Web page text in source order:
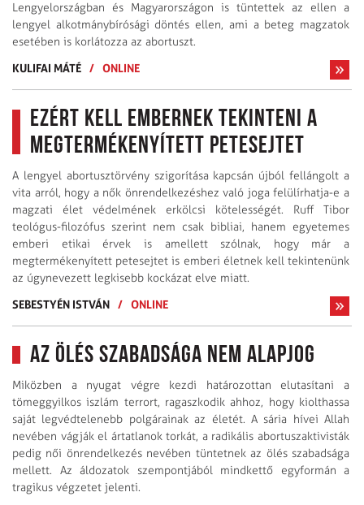
Lengyelországban és Magyarországon is tüntettek az ellen a
lengyel alkotmánybírósági döntés ellen, ami a beteg magzatok
esetében is korlátozza az abortuszt.
KULIFAI MÁTÉ / ONLINE
Ezért kell embernek tekinteni a
megtermékenyített petesejtet
A lengyel abortusztörvény szigorítása kapcsán újból fellángolt a
vita arról, hogy a nők önrendelkezéshez való joga felülírhatja-e a
magzati élet védelmének erkölcsi kötelességét. Ruff Tibor
teológus-filozófus szerint nem csak bibliai, hanem egyetemes
emberi etikai érvek is amellett szólnak, hogy már a
megtermékenyített petesejtet is emberi életnek kell tekintenünk
az úgynevezett legkisebb kockázat elve miatt.
SEBESTYÉN ISTVÁN / ONLINE
Az ölés szabadsága nem alapjog
Miközben a nyugat végre kezdi határozottan elutasítani a
tömeggyilkos iszlám terrort, ragaszkodik ahhoz, hogy kiolthassa
saját legvédtelenebb polgárainak az életét. A sária hívei Allah
nevében vágják el ártatlanok torkát, a radikális abortuszaktivisták
pedig női önrendelkezés nevében tüntetnek az ölés szabadsága
mellett. Az áldozatok szempontjából mindkettő egyformán a
tragikus végzetet jelenti.